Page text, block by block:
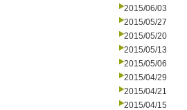
2015/06/03
2015/05/27
2015/05/20
2015/05/13
2015/05/06
2015/04/29
2015/04/21
2015/04/15